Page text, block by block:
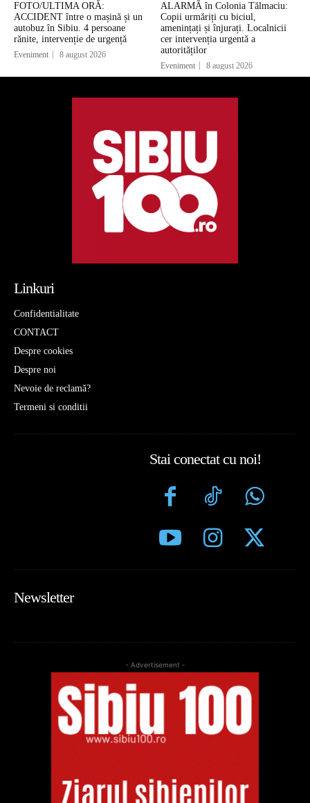
FOTO/ULTIMA ORĂ:
ACCIDENT între o mașină și un
autobuz în Sibiu. 4 persoane
rănite, intervenție de urgență
Eveniment 8 august 2026
ALARMĂ în Colonia Tălmaciu:
Copii urmăriți cu biciul,
amenințați și înjurați. Localnicii
cer intervenția urgentă a
autorităților
Eveniment 8 august 2026
Linkuri
Confidentialitate
CONTACT
Despre cookies
Despre noi
Nevoie de reclamă?
Termeni si conditii
Stai conectat cu noi!
Newsletter
- Advertisement -